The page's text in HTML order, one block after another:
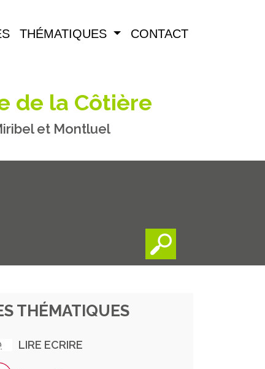
THÉMATIQUES CONTACT
de la Côtière
et Montluel
THÉMATIQUES
LIRE ECRIRE